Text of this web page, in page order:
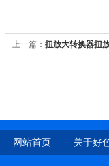
上一篇： 扭放大转换器扭
网站首页 关于好